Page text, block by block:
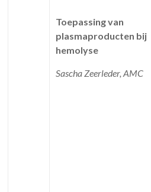
Toepassing van
plasmaproducten bij
hemolyse
Sascha Zeerleder, AMC